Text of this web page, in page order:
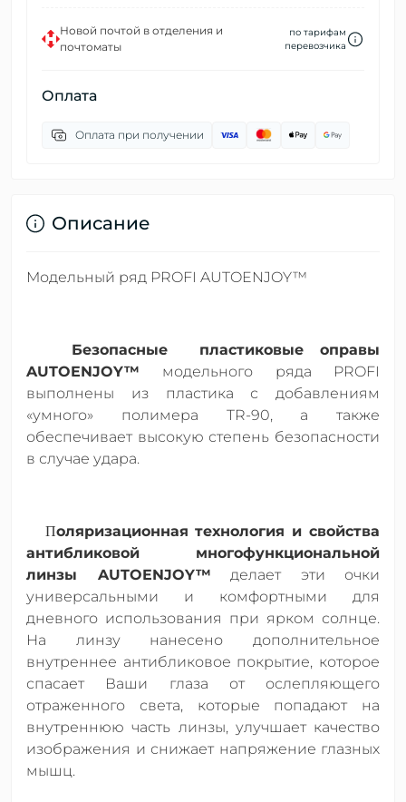
Новой почтой в отделения и
почтоматы
по тарифам
перевозчика
Оплата
Оплата при получении
Описание
Модельный ряд PROFI AUTOENJOY™
Безопасные пластиковые оправы
AUTOENJOY™ модельного ряда PROFI
выполнены из пластика с добавлениям
«умного» полимера TR-90, а также
обеспечивает высокую степень безопасности
в случае удара.
Поляризационная технология и свойства
антибликовой многофункциональной
линзы AUTOENJOY™ делает эти очки
универсальными и комфортными для
дневного использования при ярком солнце.
На линзу нанесено дополнительное
внутреннее антибликовое покрытие, которое
спасает Ваши глаза от ослепляющего
отраженного света, которые попадают на
внутреннюю часть линзы, улучшает качество
изображения и снижает напряжение глазных
мышц.